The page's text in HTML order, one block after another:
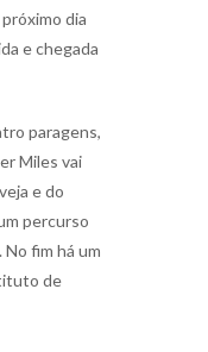
dia
e chegada
paragens,
Miles vai
e do
percurso
fim há um
de